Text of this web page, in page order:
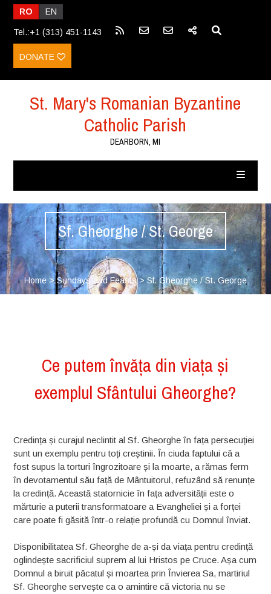
RO EN
Tel.:+1 (313) 451-1143
DONATE
St. Mary's Romanian Byzantine
Catholic Parish
DEARBORN, MI
Sf. Gheorghe / St. George
Home>Sundays and Feasts> Sf. Gheorghe / St. George
Ce putem învăța din viața și
exemplul Sfântului Gheorghe?
Credința și curajul neclintit al Sf. Gheorghe în fața persecuției
sunt un exemplu pentru toți creștinii. În ciuda faptului că a
fost supus la torturi îngrozitoare și la moarte, a rămas ferm
în devotamentul său față de Mântuitorul, refuzând să renunțe
la credință. Această statornicie în fața adversității este o
mărturie a puterii transformatoare a Evangheliei și a forței
care poate fi găsită într-o relație profundă cu Domnul înviat.
Disponibilitatea Sf. Gheorghe de a-și da viața pentru credință
oglindește sacrificiul suprem al lui Hristos pe Cruce. Așa cum
Domnul a biruit păcatul și moartea prin Învierea Sa, martiriul
Sf. Gheorghe servește ca o amintire că victoria nu se